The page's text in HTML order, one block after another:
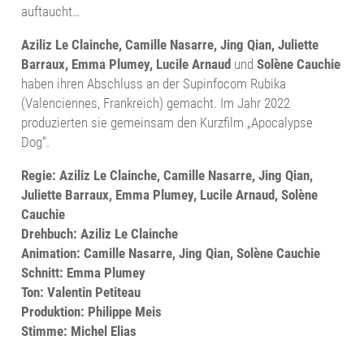
auftaucht…
Aziliz Le Clainche, Camille Nasarre, Jing Qian, Juliette
Barraux, Emma Plumey, Lucile Arnaudund Solène Cauchie
haben ihren Abschluss an der Supinfocom Rubika
(Valenciennes, Frankreich) gemacht. Im Jahr 2022
produzierten sie gemeinsam den Kurzfilm „Apocalypse
Dog“.
Regie: Aziliz Le Clainche, Camille Nasarre, Jing Qian,
Juliette Barraux, Emma Plumey, Lucile Arnaud, Solène
Cauchie
Drehbuch: Aziliz Le Clainche
Animation: Camille Nasarre, Jing Qian, Solène Cauchie
Schnitt: Emma Plumey
Ton: Valentin Petiteau
Produktion: Philippe Meis
Stimme: Michel Elias